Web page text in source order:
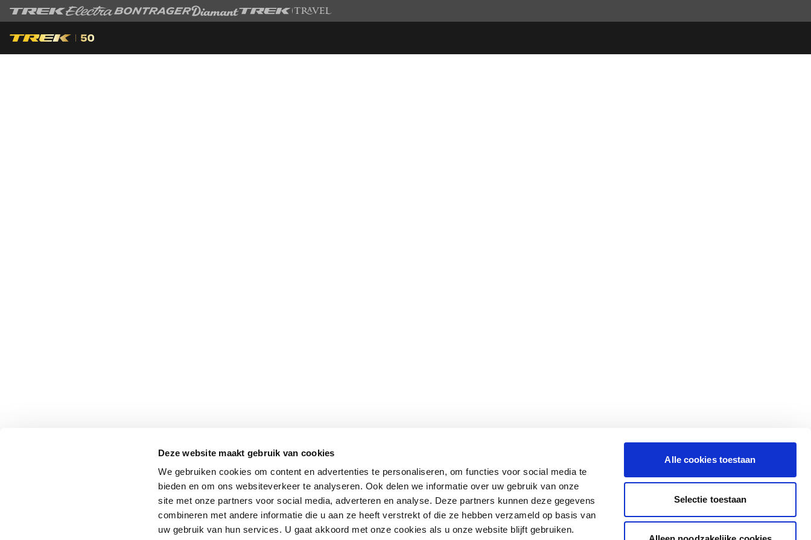
Deze website maakt gebruik van cookies
We gebruiken cookies om content en advertenties te personaliseren, om functies voor social media te
bieden en om ons websiteverkeer te analyseren. Ook delen we informatie over uw gebruik van onze
site met onze partners voor social media, adverteren en analyse. Deze partners kunnen deze gegevens
combineren met andere informatie die u aan ze heeft verstrekt of die ze hebben verzameld op basis van
uw gebruik van hun services. U gaat akkoord met onze cookies als u onze website blijft gebruiken.
Alle cookies toestaan
Selectie toestaan